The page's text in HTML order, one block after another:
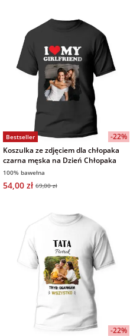
Bestseller
-22%
Koszulka ze zdjęciem dla chłopaka
czarna męska na Dzień Chłopaka
100% bawełna
54,00 zł 69,00 zł
-22%